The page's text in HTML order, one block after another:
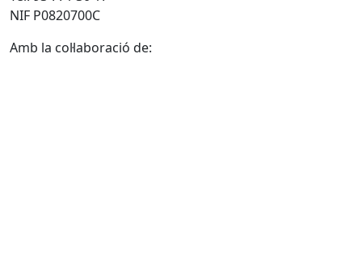
NIF P0820700C
Amb la col·laboració de: